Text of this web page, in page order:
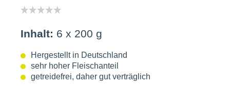
Inhalt: 6 x 200 g
Hergestellt in Deutschland
sehr hoher Fleischanteil
getreidefrei, daher gut verträglich